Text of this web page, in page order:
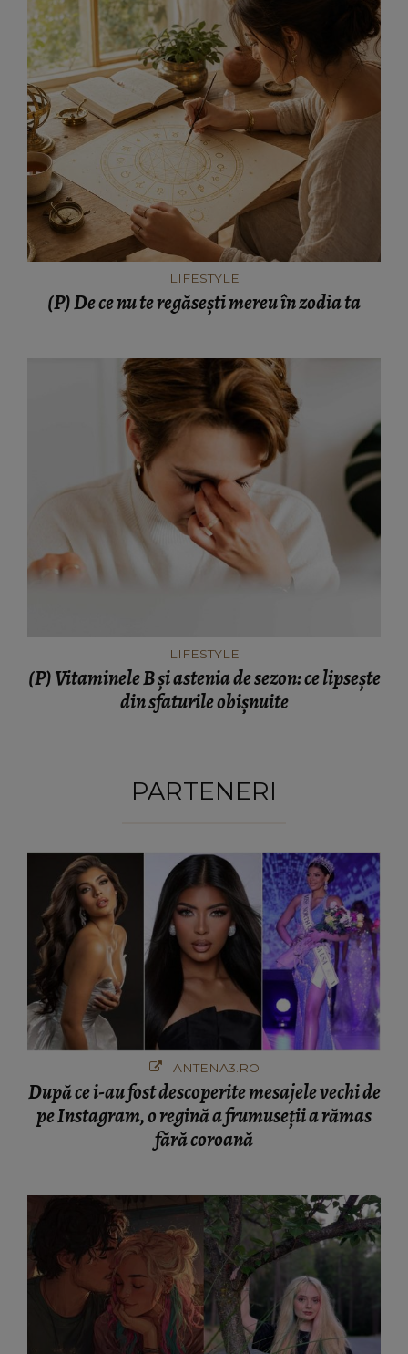
LIFESTYLE
(P) De ce nu te regăsești mereu în zodia ta
LIFESTYLE
(P) Vitaminele B și astenia de sezon: ce lipsește
din sfaturile obișnuite
PARTENERI
ANTENA3.RO
După ce i-au fost descoperite mesajele vechi de
pe Instagram, o regină a frumuseții a rămas
fără coroană